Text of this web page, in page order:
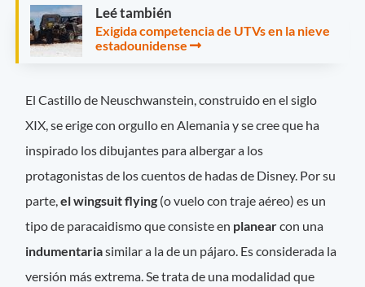
Leé también
Exigida competencia de UTVs en la nieve
estadounidense
El Castillo de Neuschwanstein, construido en el siglo
XIX, se erige con orgullo en Alemania y se cree que ha
inspirado los dibujantes para albergar a los
protagonistas de los cuentos de hadas de Disney. Por su
parte,el wingsuit flying (o vuelo con traje aéreo) es un
tipo de paracaidismo que consiste en planearcon una
indumentariasimilar a la de un pájaro. Es considerada la
versión más extrema. Se trata de una modalidad que